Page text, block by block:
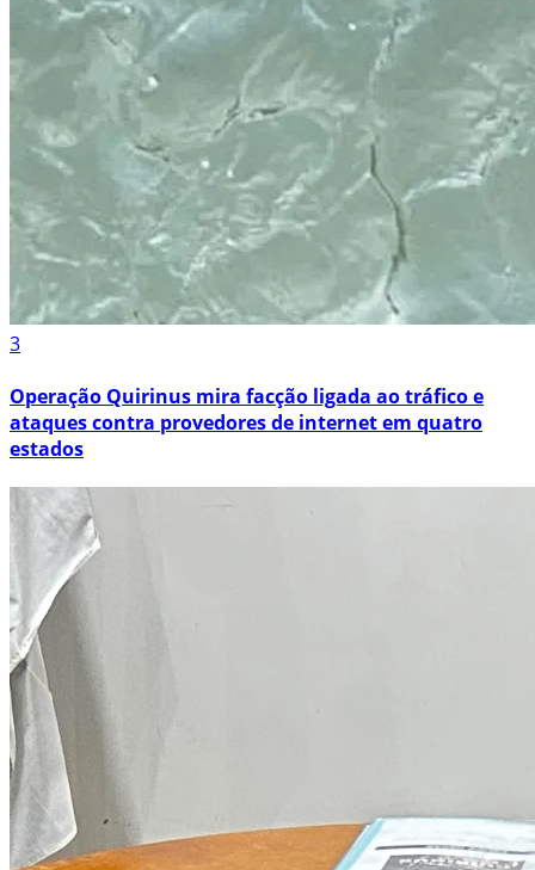
3
Operação Quirinus mira facção ligada ao tráfico e
ataques contra provedores de internet em quatro
estados